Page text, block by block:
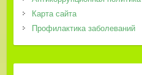
Карта сайта
Профилактика заболеваний